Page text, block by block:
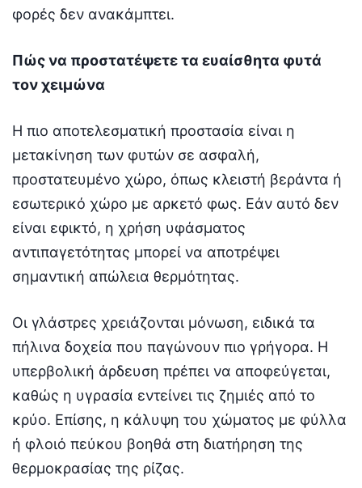
φορές δεν ανακάμπτει.
Πώς να προστατέψετε τα ευαίσθητα φυτά
τον χειμώνα
Η πιο αποτελεσματική προστασία είναι η
μετακίνηση των φυτών σε ασφαλή,
προστατευμένο χώρο, όπως κλειστή βεράντα ή
εσωτερικό χώρο με αρκετό φως. Εάν αυτό δεν
είναι εφικτό, η χρήση υφάσματος
αντιπαγετότητας μπορεί να αποτρέψει
σημαντική απώλεια θερμότητας.
Οι γλάστρες χρειάζονται μόνωση, ειδικά τα
πήλινα δοχεία που παγώνουν πιο γρήγορα. Η
υπερβολική άρδευση πρέπει να αποφεύγεται,
καθώς η υγρασία εντείνει τις ζημιές από το
κρύο. Επίσης, η κάλυψη του χώματος με φύλλα
ή φλοιό πεύκου βοηθά στη διατήρηση της
θερμοκρασίας της ρίζας.